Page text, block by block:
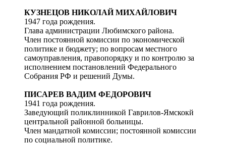
КУЗНЕЦОВ НИКОЛАЙ МИХАЙЛОВИЧ
1947 года рождения.
Глава администрации Любимского района.
Член постоянной комиссии по экономической
политике и бюджету; по вопросам местного
самоуправления, правопорядку и по контролю за
исполнением постановлений Федерального
Собрания РФ и решений Думы.
ПИСАРЕВ ВАДИМ ФЕДОРОВИЧ
1941 года рождения.
Заведующий поликлинникой Гаврилов-Ямскокй
центральной районной больницы.
Член мандатной комиссии; постоянной комиссии
по социальной политике.